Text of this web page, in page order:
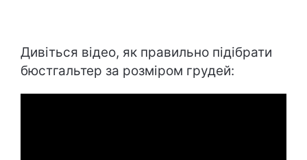
Дивіться відео, як правильно підібрати
бюстгальтер за розміром грудей: